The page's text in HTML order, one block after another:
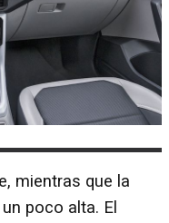
mientras que la
poco alta. El